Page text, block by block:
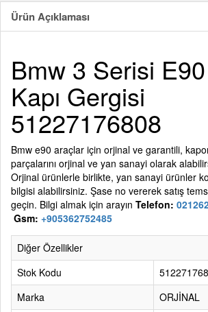
Ürün Açıklaması
Bmw 3 Serisi
Kapı Gergisi
51227176808
Bmw e90 araçlar için orjinal ve garantili,
parçalarını orjinal ve yan sanayi olarak
Orjinal ürünlerle birlikte, yan sanayi ürünler
bilgisi alabilirsiniz. Şase no vererek satış
geçin. Bilgi almak için arayın Telefon:
Gsm: +905362752485
Diğer Özellikler
Stok Kodu
Marka
ORJİNAL